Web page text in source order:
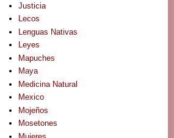
Justicia
Lecos
Lenguas Nativas
Leyes
Mapuches
Maya
Medicina Natural
Mexico
Mojeños
Mosetones